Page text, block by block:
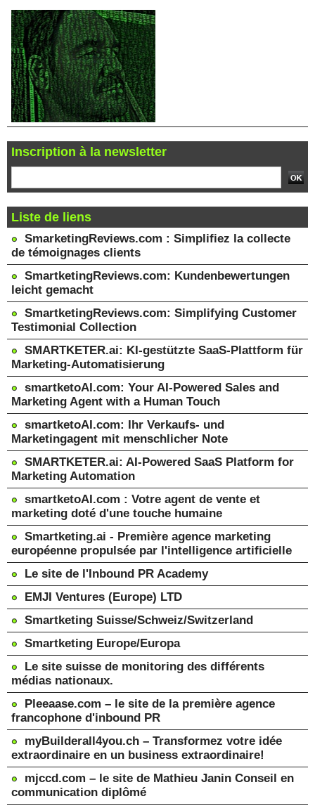
Inscription à la newsletter
Liste de liens
SmarketingReviews.com : Simplifiez la collecte
de témoignages clients
SmartketingReviews.com: Kundenbewertungen
leicht gemacht
SmartketingReviews.com: Simplifying Customer
Testimonial Collection
SMARTKETER.ai: KI-gestützte SaaS-Plattform für
Marketing-Automatisierung
smartketoAI.com: Your AI-Powered Sales and
Marketing Agent with a Human Touch
smartketoAI.com: Ihr Verkaufs- und
Marketingagent mit menschlicher Note
SMARTKETER.ai: AI-Powered SaaS Platform for
Marketing Automation
smartketoAI.com : Votre agent de vente et
marketing doté d'une touche humaine
Smartketing.ai - Première agence marketing
européenne propulsée par l'intelligence artificielle
Le site de l'Inbound PR Academy
EMJI Ventures (Europe) LTD
Smartketing Suisse/Schweiz/Switzerland
Smartketing Europe/Europa
Le site suisse de monitoring des différents
médias nationaux.
Pleeaase.com – le site de la première agence
francophone d'inbound PR
myBuilderall4you.ch – Transformez votre idée
extraordinaire en un business extraordinaire!
mjccd.com – le site de Mathieu Janin Conseil en
communication diplômé